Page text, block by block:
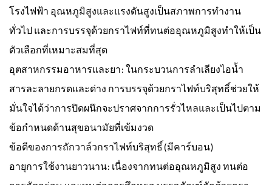
โรงไฟฟ้า อุณหภูมิสูงและแรงดันสูงเป็นสภาพการทำงาน
ทั่วไป และการบรรจุด้วยกราไฟท์ที่ทนต่ออุณหภูมิสูงทำให้เป็น
ตัวเลือกที่เหมาะสมที่สุด
อุตสาหกรรมอาหารและยา: ในกระบวนการลำเลียงไอน้ำ
สารละลายกรดและด่าง การบรรจุด้วยกราไฟท์บริสุทธิ์ช่วยให้
มั่นใจได้ว่าการปิดผนึกจะปราศจากการรั่วไหลและเป็นไปตาม
ข้อกำหนดด้านสุขอนามัยที่เข้มงวด
ข้อดีของการถักวาล์วกราไฟท์บริสุทธิ์ (มีคาร์บอน)
อายุการใช้งานยาวนาน: เนื่องจากทนต่ออุณหภูมิสูง ทนต่อ